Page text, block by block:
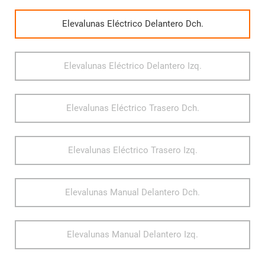
Elevalunas Eléctrico Delantero Dch.
Elevalunas Eléctrico Delantero Izq.
Elevalunas Eléctrico Trasero Dch.
Elevalunas Eléctrico Trasero Izq.
Elevalunas Manual Delantero Dch.
Elevalunas Manual Delantero Izq.